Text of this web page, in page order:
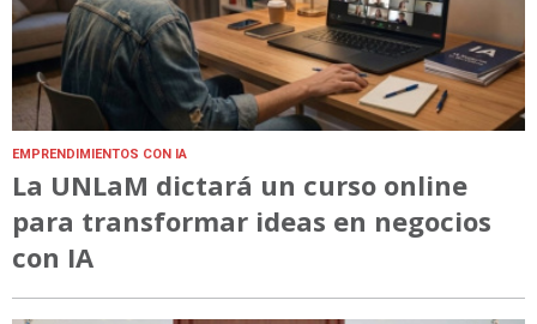
EMPRENDIMIENTOS CON IA
La UNLaM dictará un curso online
para transformar ideas en negocios
con IA